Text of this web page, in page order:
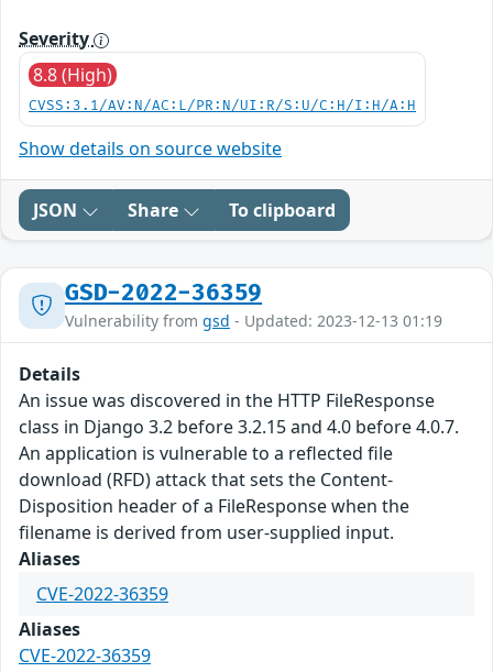
Severity
8.8 (High)
CVSS:3.1/AV:N/AC:L/PR:N/UI:R/S:U/C:H/I:H/A:H
Show details on source website
JSON Share To clipboard
GSD-2022-36359
Vulnerability from gsd - Updated: 2023-12-13 01:19
Details
An issue was discovered in the HTTP FileResponse
class in Django 3.2 before 3.2.15 and 4.0 before 4.0.7.
An application is vulnerable to a reflected file
download (RFD) attack that sets the Content-
Disposition header of a FileResponse when the
filename is derived from user-supplied input.
Aliases
CVE-2022-36359
Aliases
CVE-2022-36359